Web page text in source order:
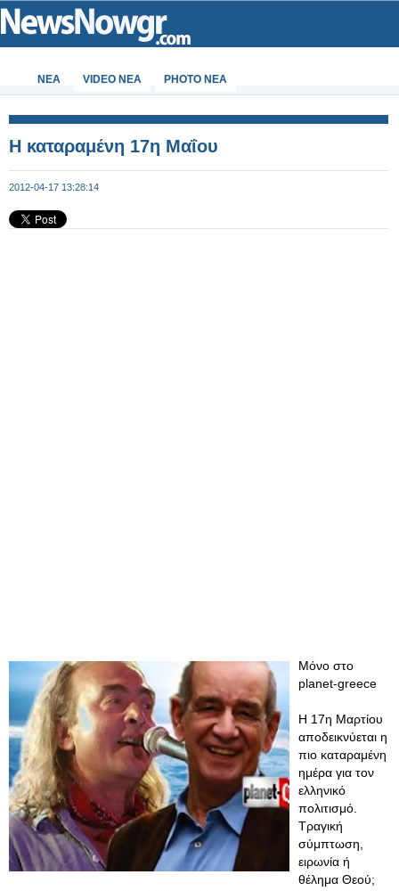
ΝΕΑ VIDEO NEA PHOTO NEA
Η καταραμένη 17η Μαΐου
2012-04-17 13:28:14
Μόνο στο
planet-greece
Η 17η Μαρτίου
αποδεικνύεται η
πιο καταραμένη
ημέρα για τον
ελληνικό
πολιτισμό.
Τραγική
σύμπτωση,
ειρωνία ή
θέλημα Θεού;